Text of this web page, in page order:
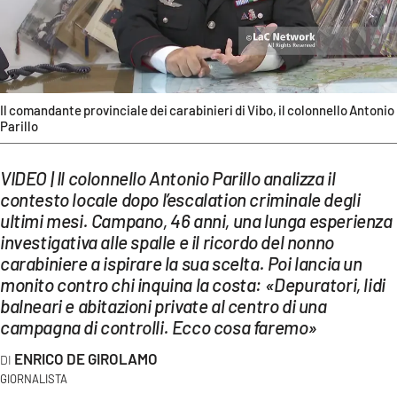
Streaming
LAC TV
LAC NETWORK
LAC ONAIR
LaC
Network
LACPLAY.IT
LACTV.IT
LACONAIR.IT
LACITYMAG.IT
Il comandante provinciale dei carabinieri di Vibo, il colonnello Antonio
Parillo
VIDEO | Il colonnello Antonio Parillo analizza il
contesto locale dopo l’escalation criminale degli
ultimi mesi. Campano, 46 anni, una lunga esperienza
investigativa alle spalle e il ricordo del nonno
carabiniere a ispirare la sua scelta. Poi lancia un
monito contro chi inquina la costa: «Depuratori, lidi
balneari e abitazioni private al centro di una
campagna di controlli. Ecco cosa faremo»
ENRICO DE GIROLAMO
GIORNALISTA